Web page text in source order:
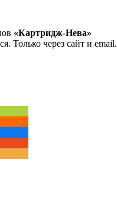
«Картридж-Нева»
Только через сайт и email.